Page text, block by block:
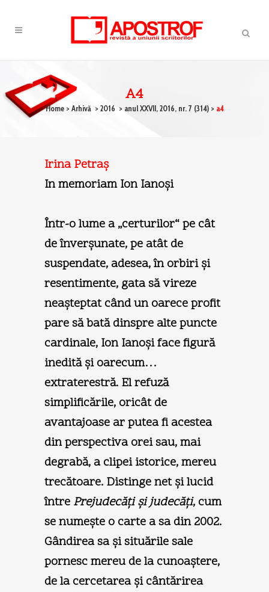
A4
Home> Arhivă > 2016 > anul XXVII, 2016, nr. 7 (314)> a4
Irina Petraş
In memoriam Ion Ianoși
Într-o lume a „certurilor“ pe cât
de înverşunate, pe atât de
suspendate, adesea, în orbiri şi
resentimente, gata să vireze
neaşteptat când un oarece profit
pare să bată dinspre alte puncte
cardinale, Ion Ianoşi face figură
inedită şi oarecum…
extraterestră. El refuză
simplificările, oricât de
avantajoase ar putea fi acestea
din perspectiva orei sau, mai
degrabă, a clipei istorice, mereu
trecătoare. Distinge net şi lucid
între Prejudecăţi şi judecăţi, cum
se numeşte o carte a sa din 2002.
Gândirea sa şi situările sale
pornesc mereu de la cunoaştere,
de la cercetarea şi cântărirea